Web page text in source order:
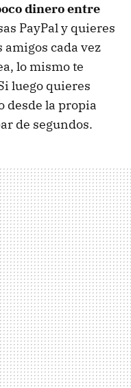
dinero entre
PayPal y quieres
amigos cada vez
lo mismo te
luego quieres
desde la propia
de segundos.